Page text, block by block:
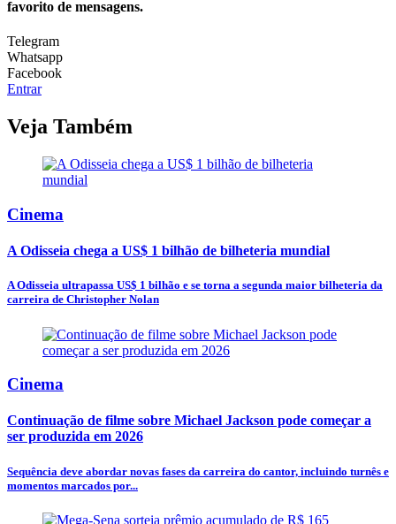
favorito de mensagens.
Telegram
Whatsapp
Facebook
Entrar
Veja Também
Cinema
A Odisseia chega a US$ 1 bilhão de bilheteria mundial
A Odisseia ultrapassa US$ 1 bilhão e se torna a segunda maior bilheteria da
carreira de Christopher Nolan
Cinema
Continuação de filme sobre Michael Jackson pode começar a
ser produzida em 2026
Sequência deve abordar novas fases da carreira do cantor, incluindo turnês e
momentos marcados por...